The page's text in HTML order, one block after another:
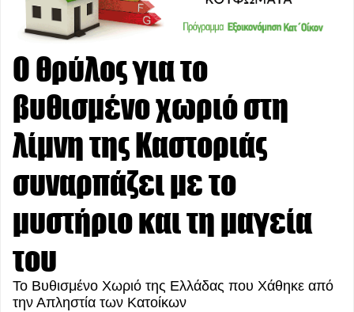
Ο θρύλος για το
βυθισμένο χωριό στη
λίμνη της Καστοριάς
συναρπάζει με το
μυστήριο και τη μαγεία
του
Το Βυθισμένο Χωριό της Ελλάδας που Χάθηκε από
την Απληστία των Κατοίκων